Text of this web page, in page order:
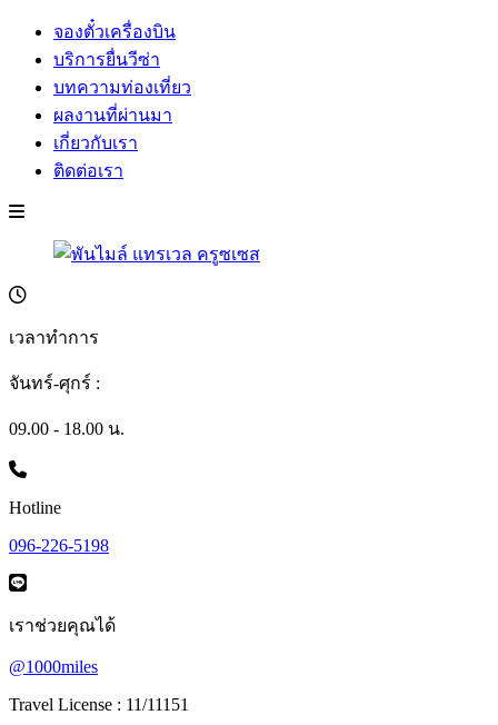
จองตั๋วเครื่องบิน
บริการยื่นวีซ่า
บทความท่องเที่ยว
ผลงานที่ผ่านมา
เกี่ยวกับเรา
ติดต่อเรา
เวลาทำการ
จันทร์-ศุกร์ :
09.00 - 18.00 น.
Hotline
096-226-5198
เราช่วยคุณได้
@1000miles
Travel License : 11/11151